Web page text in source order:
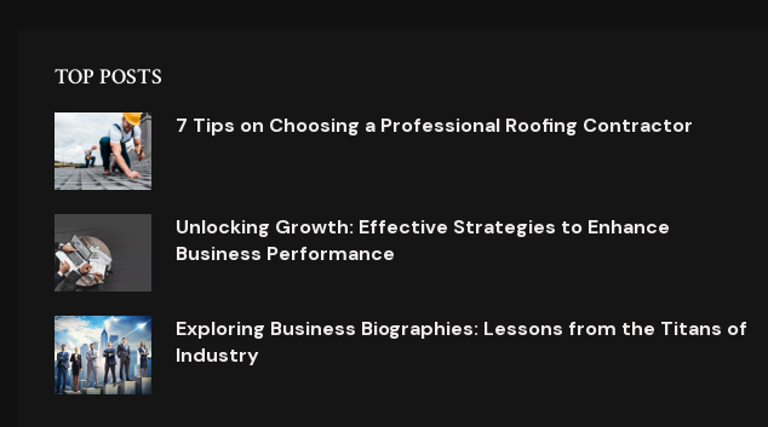
TOP POSTS
7 Tips on Choosing a Professional Roofing Contractor
Unlocking Growth: Effective Strategies to Enhance
Business Performance
Exploring Business Biographies: Lessons from the Titans of
Industry